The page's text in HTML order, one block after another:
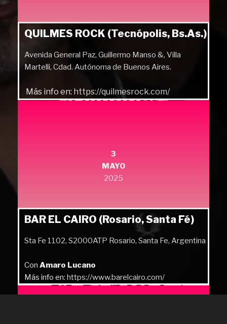
QUILMES ROCK (Tecnópolis, Bs.As.)
Avenida General Paz, Guillermo Manso &, Villa
Martelli, Cdad. Autónoma de Buenos Aires.
Más info en: https://quilmesrock.com/
3
MAYO
2025
BAR EL CAIRO (Rosario, Santa Fé)
Sta Fe 1102, S2000ATP Rosario, Santa Fe, Argentina
Con Amaro Lucano
Más info en: https://www.barelcairo.com/